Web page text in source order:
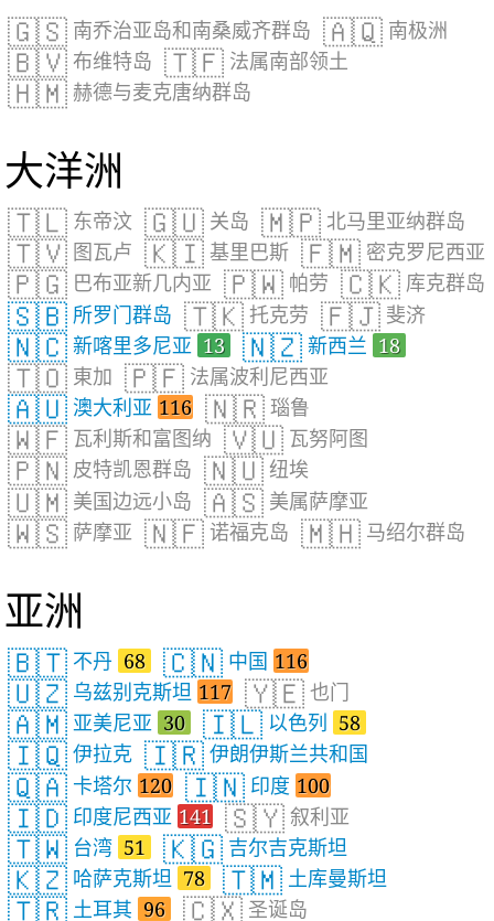
🇬🇸 南乔治亚岛和南桑威齐群岛 🇦🇶 南极洲
🇧🇻 布维特岛 🇹🇫 法属南部领土
🇭🇲 赫德与麦克唐纳群岛
大洋洲
🇹🇱 东帝汶 🇬🇺 关岛 🇲🇵 北马里亚纳群岛
🇹🇻 图瓦卢 🇰🇮 基里巴斯 🇫🇲 密克罗尼西亚
🇵🇬 巴布亚新几内亚 🇵🇼 帕劳 🇨🇰 库克群岛
🇸🇧 所罗门群岛 🇹🇰 托克劳 🇫🇯 斐济
🇳🇨 新喀里多尼亚 13 🇳🇿 新西兰 18
🇹🇴 東加 🇵🇫 法属波利尼西亚
🇦🇺 澳大利亚 116 🇳🇷 瑙鲁
🇼🇫 瓦利斯和富图纳 🇻🇺 瓦努阿图
🇵🇳 皮特凯恩群岛 🇳🇺 纽埃
🇺🇲 美国边远小岛 🇦🇸 美属萨摩亚
🇼🇸 萨摩亚 🇳🇫 诺福克岛 🇲🇭 马绍尔群岛
亚洲
🇧🇹 不丹 68 🇨🇳 中国 116
🇺🇿 乌兹别克斯坦 117 🇾🇪 也门
🇦🇲 亚美尼亚 30 🇮🇱 以色列 58
🇮🇶 伊拉克 🇮🇷 伊朗伊斯兰共和国
🇶🇦 卡塔尔 120 🇮🇳 印度 100
🇮🇩 印度尼西亚 141 🇸🇾 叙利亚
🇹🇼 台湾 51 🇰🇬 吉尔吉克斯坦
🇰🇿 哈萨克斯坦 78 🇹🇲 土库曼斯坦
🇹🇷 土耳其 96 🇨🇽 圣诞岛